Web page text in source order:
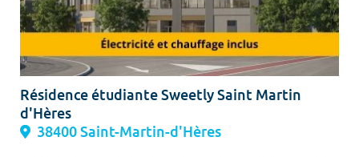
Résidence étudiante Sweetly Saint Martin
d'Hères
38400 Saint-Martin-d'Hères